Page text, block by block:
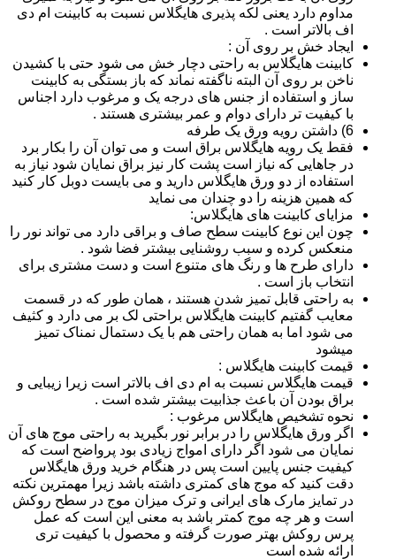
مداوم دارد یعنی لکه پذیری هایگلاس نسبت به کابینت ام دی
اف بالاتر است .
ایجاد خش بر روی آن :
کابینت هایگلاس به راحتی دچار خش می شود حتی با کشیدن
ناخن بر روی آن البته ناگفته نماند که باز بستگی به کابینت
ساز و استفاده از جنس های درجه یک و مرغوب دارد اجناس
با کیفیت تر دارای دوام و عمر بیشتری هستند .
6) داشتن رویه ورق یک طرفه
فقط یک رویه هایگلاس براق است و می توان آن را بکار برد
در جاهایی که نیاز است پشت کار نیز براق نمایان شود نیاز به
استفاده از دو ورق هایگلاس دارید و می بایست دوبل کار کنید
که همین هزینه را دو چندان می نماید
مزایای کابینت های هایگلاس:
چون این نوع کابینت سطح صاف و براقی دارد می تواند نور را
منعکس کرده و سبب روشنایی بیشتر فضا شود .
دارای طرح ها و رنگ های متنوع است و دست مشتری برای
انتخاب باز است .
به راحتی قابل تمیز شدن هستند ، همان طور که در قسمت
معایب گفتیم کابینت هایگلاس براحتی لک بر می دارد و کثیف
می شود اما به همان راحتی هم با یک دستمال نمناک تمیز
میشود
قیمت کابینت هایگلاس :
قیمت هایگلاس نسبت به ام دی اف بالاتر است زیرا زیبایی و
براق بودن آن باعث جذابیت بیشتر شده است .
نحوه تشخیص هایگلاس مرغوب :
اگر ورق هایگلاس را در برابر نور بگیرید به راحتی موج های آن
نمایان می شود اگر دارای امواج زیادی بود پرواضح است که
کیفیت جنس پایین است پس در هنگام خرید ورق هایگلاس
دقت کنید که موج های کمتری داشته باشد زیرا مهمترین نکته
در تمایز مارک های ایرانی و ترک میزان موج در سطح روکش
است و هر چه موج کمتر باشد به معنی این است که عمل
پرس روکش بهتر صورت گرفته و محصول با کیفیت تری
ارائه شده است